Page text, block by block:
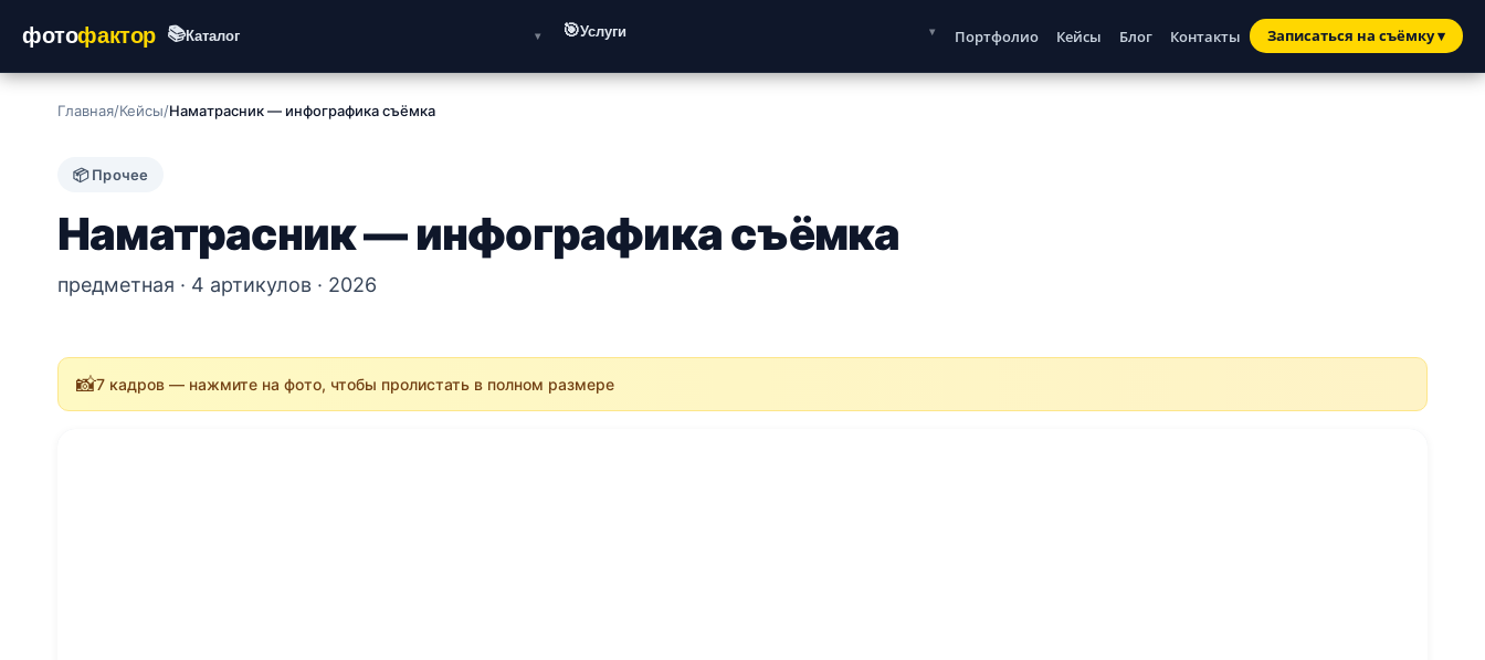
фотофактор 📚Каталог 🎯Услуги Портфолио Кейсы Блог Контакты Записаться на съёмку▾
Главная/Кейсы/Наматрасник — инфографика съёмка
📦 Прочее
Наматрасник — инфографика съёмка
предметная · 4 артикулов · 2026
📸7 кадров — нажмите на фото, чтобы пролистать в полном размере